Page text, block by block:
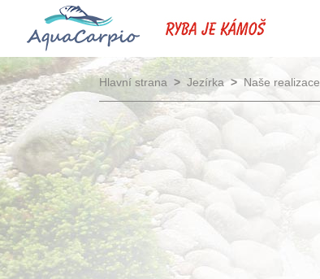
Hlavní strana > Jezírka > Naše realizace